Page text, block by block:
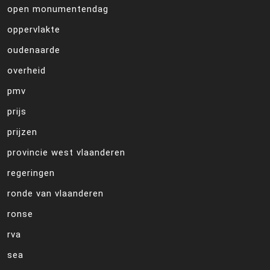
open monumentendag
oppervlakte
oudenaarde
overheid
pmv
prijs
prijzen
provincie west vlaanderen
regeringen
ronde van vlaanderen
ronse
rva
sea